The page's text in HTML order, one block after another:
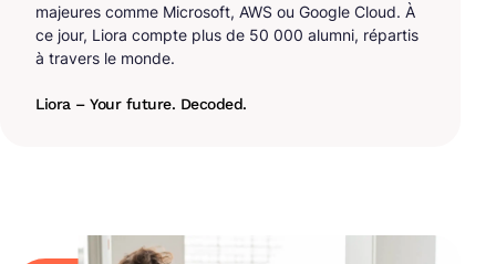
majeures comme Microsoft, AWS ou Google Cloud. À
ce jour, Liora compte plus de 50 000 alumni, répartis
à travers le monde.
Liora – Your future. Decoded.